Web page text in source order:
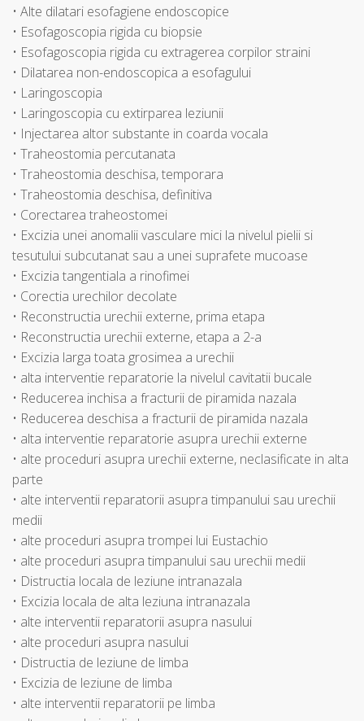
• Alte dilatari esofagiene endoscopice
• Esofagoscopia rigida cu biopsie
• Esofagoscopia rigida cu extragerea corpilor straini
• Dilatarea non-endoscopica a esofagului
• Laringoscopia
• Laringoscopia cu extirparea leziunii
• Injectarea altor substante in coarda vocala
• Traheostomia percutanata
• Traheostomia deschisa, temporara
• Traheostomia deschisa, definitiva
• Corectarea traheostomei
• Excizia unei anomalii vasculare mici la nivelul pielii si
tesutului subcutanat sau a unei suprafete mucoase
• Excizia tangentiala a rinofimei
• Corectia urechilor decolate
• Reconstructia urechii externe, prima etapa
• Reconstructia urechii externe, etapa a 2-a
• Excizia larga toata grosimea a urechii
• alta interventie reparatorie la nivelul cavitatii bucale
• Reducerea inchisa a fracturii de piramida nazala
• Reducerea deschisa a fracturii de piramida nazala
• alta interventie reparatorie asupra urechii externe
• alte proceduri asupra urechii externe, neclasificate in alta
parte
• alte interventii reparatorii asupra timpanului sau urechii
medii
• alte proceduri asupra trompei lui Eustachio
• alte proceduri asupra timpanului sau urechii medii
• Distructia locala de leziune intranazala
• Excizia locala de alta leziuna intranazala
• alte interventii reparatorii asupra nasului
• alte proceduri asupra nasului
• Distructia de leziune de limba
• Excizia de leziune de limba
• alte interventii reparatorii pe limba